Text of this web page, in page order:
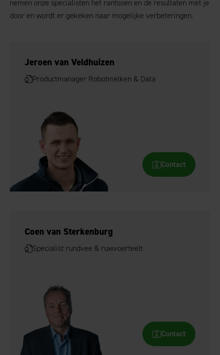
nemen onze specialisten het rantsoen en de resultaten met je
door en wordt er gekeken naar mogelijke verbeteringen.
Jeroen van Veldhuizen
Productmanager Robotmelken & Data
Contact
Coen van Sterkenburg
Specialist rundvee & ruwvoerteelt
Contact